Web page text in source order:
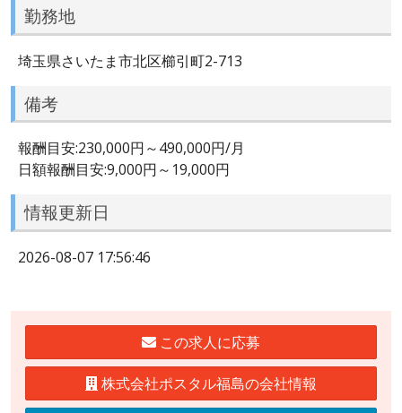
勤務地
埼玉県さいたま市北区櫛引町2-713
備考
報酬目安:230,000円～490,000円/月
日額報酬目安:9,000円～19,000円
情報更新日
2026-08-07 17:56:46
この求人に応募
株式会社ポスタル福島の会社情報